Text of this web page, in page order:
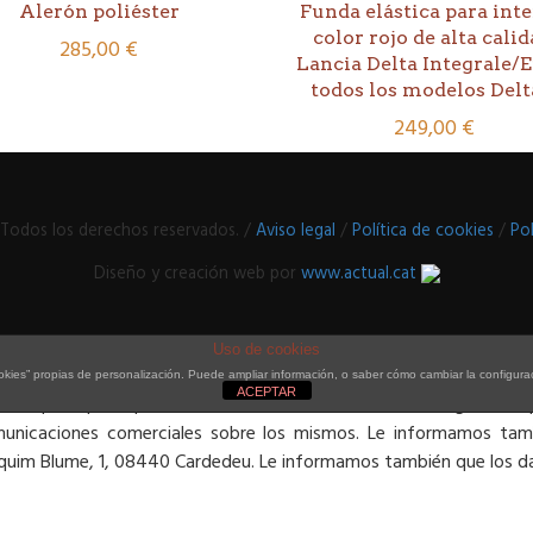
Alerón poliéster
285,00€
Funda elástica para
color rojo de alta
Lancia Delta Integrale/
todos los modelos
249,00€
los derechos reservados. /Aviso legal /Política de cookies /
Diseño y creación web por www.actual.cat
Uso de cookies
propias de personalización. Puede ampliar información, o saber cómo cambiar la
ACEPTAR
diciembre, de Protección de Datos de Carácter Personal
Esport que ha sido debidamente inscrito en la Agencia
comerciales sobre los mismos. Le informamos
Blume, 1, 08440 Cardedeu. Le informamos también que